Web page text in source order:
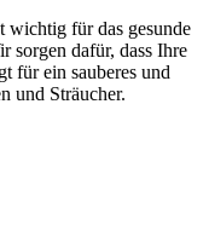
wichtig für das gesunde
sorgen dafür, dass Ihre
für ein sauberes und
und Sträucher.